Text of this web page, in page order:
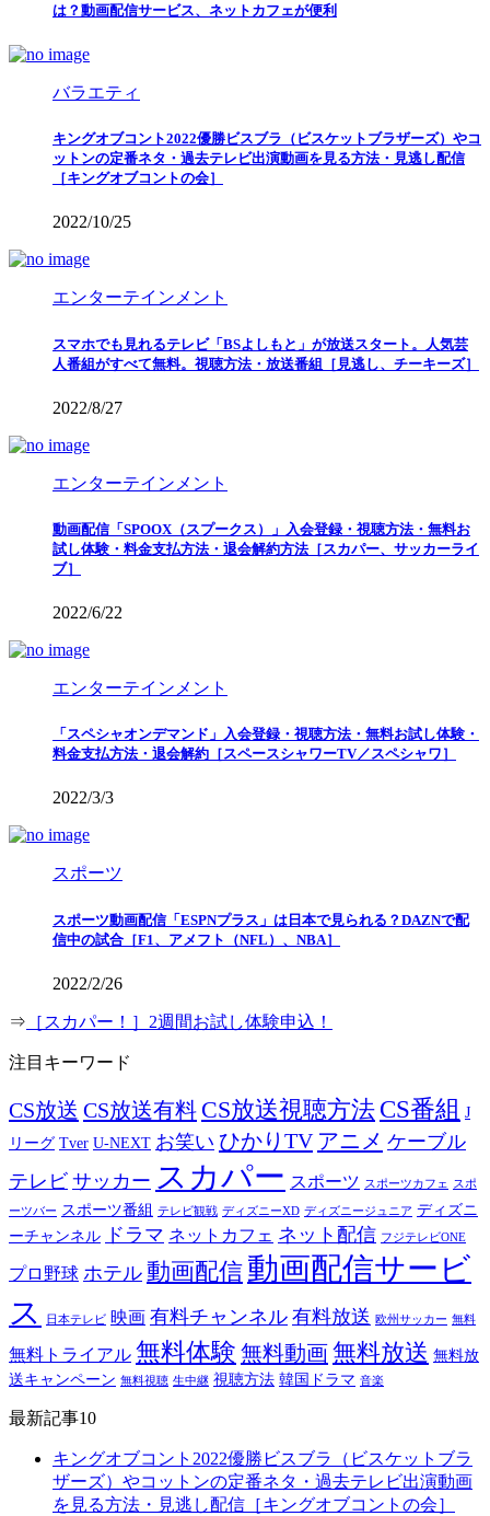
は？動画配信サービス、ネットカフェが便利
バラエティ
キングオブコント2022優勝ビスブラ（ビスケットブラザーズ）やコ
ットンの定番ネタ・過去テレビ出演動画を見る方法・見逃し配信
［キングオブコントの会］
2022/10/25
エンターテインメント
スマホでも見れるテレビ「BSよしもと」が放送スタート。人気芸
人番組がすべて無料。視聴方法・放送番組［見逃し、チーキーズ］
2022/8/27
エンターテインメント
動画配信「SPOOX（スプークス）」入会登録・視聴方法・無料お
試し体験・料金支払方法・退会解約方法［スカパー、サッカーライ
ブ］
2022/6/22
エンターテインメント
「スペシャオンデマンド」入会登録・視聴方法・無料お試し体験・
料金支払方法・退会解約［スペースシャワーTV／スペシャワ］
2022/3/3
スポーツ
スポーツ動画配信「ESPNプラス」は日本で見られる？DAZNで配
信中の試合［F1、アメフト（NFL）、NBA］
2022/2/26
⇒ ［スカパー！］2週間お試し体験申込！
注目キーワード
CS放送 CS放送有料 CS放送視聴方法 CS番組 J
リーグ Tver U-NEXT お笑い ひかりTV アニメ ケーブル
テレビ サッカー スカパー スポーツ スポーツカフェ スポ
ーツバー スポーツ番組 テレビ観戦 ディズニーXD ディズニージュニア ディズニ
ーチャンネル
ドラマ ネットカフェ ネット配信 フジテレビONE
プロ野球 ホテル 動画配信 動画配信サービ
ス
日本テレビ 映画 有料チャンネル 有料放送 欧州サッカー 無料
無料トライアル 無料体験 無料動画無料放送 無料放
送キャンペーン 無料視聴 生中継 視聴方法 韓国ドラマ 音楽
最新記事10
キングオブコント2022優勝ビスブラ（ビスケットブラ
ザーズ）やコットンの定番ネタ・過去テレビ出演動画
を見る方法・見逃し配信［キングオブコントの会］